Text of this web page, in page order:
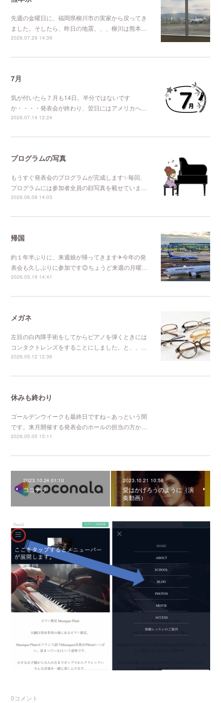
先週の金曜日に、福岡県柳川市の実家から戻ってき
ました。そしたら、昨日の地震、、、柳川は熊本…
2026.07.29 14:39
7月
気が付いたら７月も14日。半分ではないです
か・・・・発表会が終わり、翌日にはアメリカへ…
2026.07.14 12:24
プログラムの写真
もうすぐ発表会のプログラムが完成します✨毎回、
プログラムには参加者全員の顔写真を載せていま…
2026.06.09 14:03
帰国
約１年半ぶりに、来週娘が帰ってきます✈今年の発
表会も久しぶりに参加です😊ちょうど来週の月曜…
2026.05.19 14:41
メガネ
左目の白内障手術をしてからピアノを弾くときには
コンタクトレンズをすることにしました。と、、…
2026.05.12 12:36
休みも終わり
ゴールデンウイークも最終日ですね～あっという間
です。来月開催する発表会のホールの担当の方か…
2026.05.05 15:11
2023.10.24 01:10
ココナラ
2023.10.21 10:58
愛はかげろうのように（演
奏動画）
0コメント